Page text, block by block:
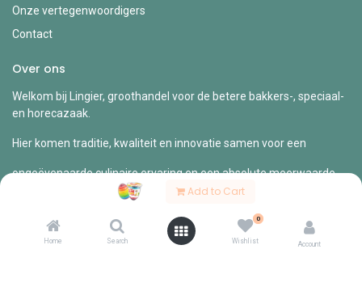
Add to Cart
Home Search
0
Wishlist Account
Onze vertegenwoordigers
Contact
Over ons
Welkom bij Lingier, groothandel voor de betere bakkers-, speciaal-
en horecazaak.
Hier komen traditie, kwaliteit en innovatie samen voor een
ongeëvenaarde culinaire ervaring en een absolute meerwaarde
jouw zaak.